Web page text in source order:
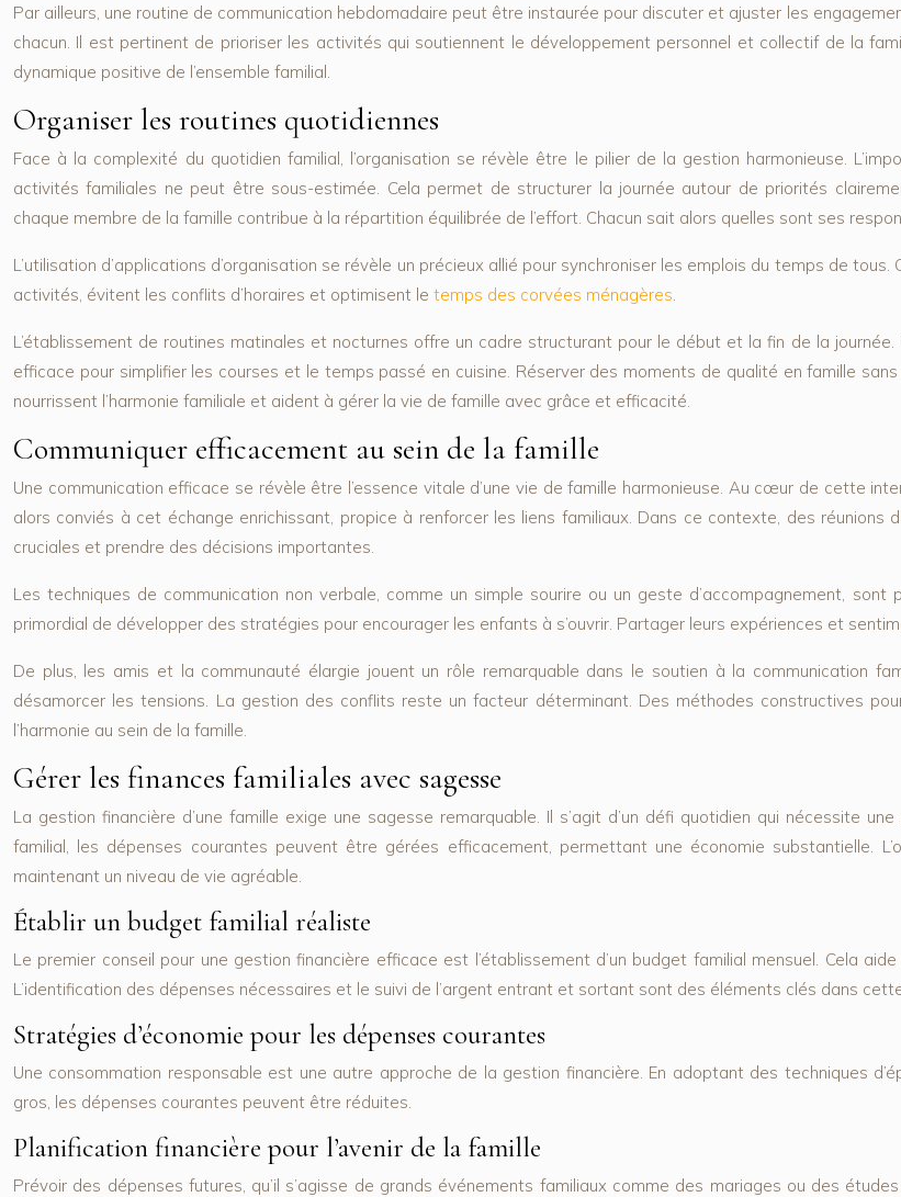
Par ailleurs, une routine de communication hebdomadaire peut être instaurée pour discuter et ajuster les
chacun. Il est pertinent de prioriser les activités qui soutiennent le développement personnel et collectif de la
dynamique positive de l’ensemble familial.
Organiser les routines quotidiennes
Face à la complexité du quotidien familial, l’organisation se révèle être le pilier de la gestion harmonieuse.
activités familiales ne peut être sous-estimée. Cela permet de structurer la journée autour de priorités
chaque membre de la famille contribue à la répartition équilibrée de l’effort. Chacun sait alors quelles sont ses
L’utilisation d’applications d’organisation se révèle un précieux allié pour synchroniser les emplois du temps de
activités, évitent les conflits d’horaires et optimisent le temps des corvées ménagères.
L’établissement de routines matinales et nocturnes offre un cadre structurant pour le début et la fin de la
efficace pour simplifier les courses et le temps passé en cuisine. Réserver des moments de qualité en famille
nourrissent l’harmonie familiale et aident à gérer la vie de famille avec grâce et efficacité.
Communiquer efficacement au sein de la famille
Une communication efficace se révèle être l’essence vitale d’une vie de famille harmonieuse. Au cœur de cette
alors conviés à cet échange enrichissant, propice à renforcer les liens familiaux. Dans ce contexte, des réunions
cruciales et prendre des décisions importantes.
Les techniques de communication non verbale, comme un simple sourire ou un geste d’accompagnement,
primordial de développer des stratégies pour encourager les enfants à s’ouvrir. Partager leurs expériences et
De plus, les amis et la communauté élargie jouent un rôle remarquable dans le soutien à la communication
désamorcer les tensions. La gestion des conflits reste un facteur déterminant. Des méthodes constructives
l’harmonie au sein de la famille.
Gérer les finances familiales avec sagesse
La gestion financière d’une famille exige une sagesse remarquable. Il s’agit d’un défi quotidien qui nécessite
familial, les dépenses courantes peuvent être gérées efficacement, permettant une économie substantielle.
maintenant un niveau de vie agréable.
Établir un budget familial réaliste
Le premier conseil pour une gestion financière efficace est l’établissement d’un budget familial mensuel. Cela
L’identification des dépenses nécessaires et le suivi de l’argent entrant et sortant sont des éléments clés dans
Stratégies d’économie pour les dépenses courantes
Une consommation responsable est une autre approche de la gestion financière. En adoptant des techniques
gros, les dépenses courantes peuvent être réduites.
Planification financière pour l’avenir de la famille
Prévoir des dépenses futures, qu’il s’agisse de grands événements familiaux comme des mariages ou des